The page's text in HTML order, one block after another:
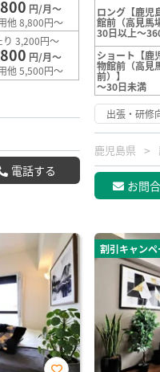
円/月～
他 8,800円～
り 3,200円～
円/月～
他 5,500円～
電話する
ロング【鹿児
館前（高見馬
30日以上～
ショート【鹿
物館前（高見
前）】
～30日未満
出張・研修
鹿児島県
お問
割引キャンペ